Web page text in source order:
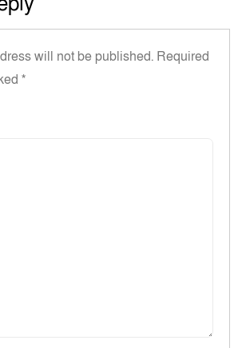
will not be published. Required
*